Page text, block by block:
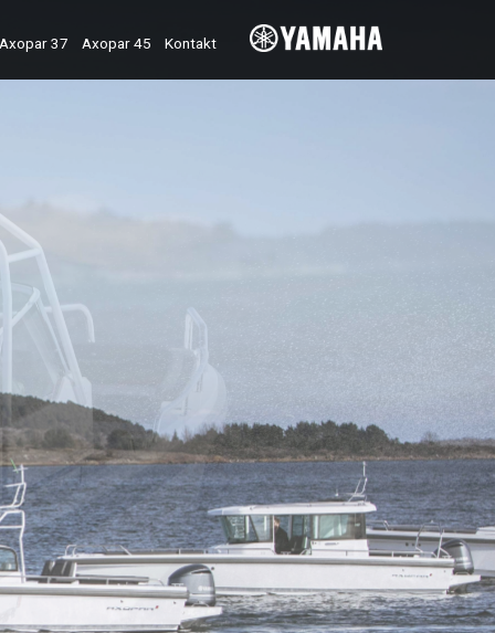
Axopar 37 Axopar 45 Kontakt